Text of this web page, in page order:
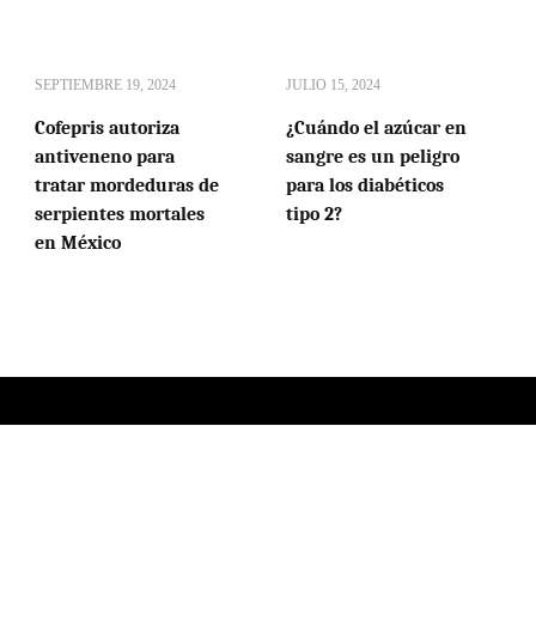
SEPTIEMBRE 19, 2024
Cofepris autoriza
antiveneno para
tratar mordeduras de
serpientes mortales
en México
JULIO 15, 2024
¿Cuándo el azúcar en
sangre es un peligro
para los diabéticos
tipo 2?